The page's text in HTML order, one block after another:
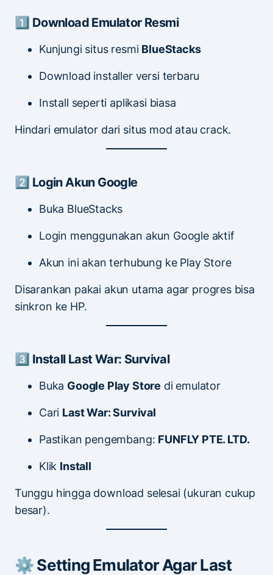
1️⃣ Download Emulator Resmi
Kunjungi situs resmi BlueStacks
Download installer versi terbaru
Install seperti aplikasi biasa
Hindari emulator dari situs mod atau crack.
2️⃣ Login Akun Google
Buka BlueStacks
Login menggunakan akun Google aktif
Akun ini akan terhubung ke Play Store
Disarankan pakai akun utama agar progres bisa
sinkron ke HP.
3️⃣ Install Last War: Survival
Buka Google Play Store di emulator
Cari Last War: Survival
Pastikan pengembang: FUNFLY PTE. LTD.
Klik Install
Tunggu hingga download selesai (ukuran cukup
besar).
⚙️ Setting Emulator Agar Last